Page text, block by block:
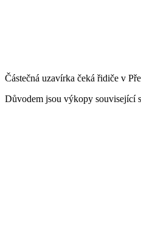
Částečná uzavírka čeká řidiče v
Důvodem jsou výkopy související